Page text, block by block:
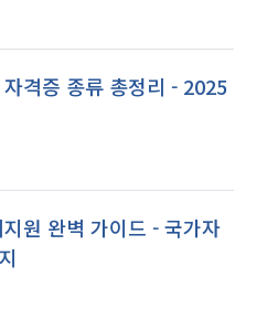
격증 종류 총정리 - 2025
원 완벽 가이드 - 국가자